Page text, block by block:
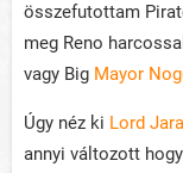
összefutottam
meg Reno
vagy Big Mayor
Úgy néz ki Lord
annyi változott